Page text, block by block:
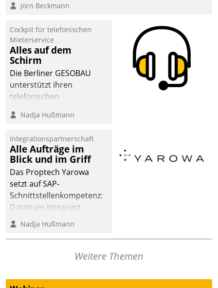
Jörn Beckmann
Cockpit für telefonischen
Mieterservice
Alles auf dem
Schirm
Die Berliner GESOBAU
unterstützt ihren
telefonischen
digitalen Cockpit, das
passende Fragen und
Schlagworte auswirft.
Eine intuitive
Dialogführung ermöglicht
dem externen
Serviceteam, Anrufe von
Mietenden zügiger und
effizienter zu bearbeiten.
Nadja Hußmann
Integrationspartnerschaft
Alle Aufträge im
Blick und im Griff
Das Proptech Yarowa
setzt auf SAP-
Schnittstellenkompetenz:
Datatrain integriert
Yarowas Portal zur
Vergabe und Verwaltung
von Aufträgen der
SAP-Systemlandschaft
Nadja Hußmann
Weitere Themen